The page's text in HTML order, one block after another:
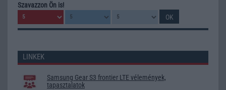
Szavazzon Ön is!
LINKEK
Samsung Gear S3 frontier LTE vélemények,
tapasztalatok